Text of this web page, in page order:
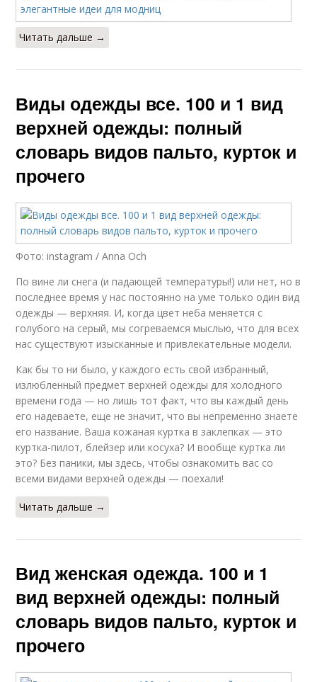
Читать дальше →
Виды одежды все. 100 и 1 вид
верхней одежды: полный
словарь видов пальто, курток и
прочего
Фото: instagram / Anna Och
По вине ли снега (и падающей температуры!) или нет, но в
последнее время у нас постоянно на уме только один вид
одежды — верхняя. И, когда цвет неба меняется с
голубого на серый, мы согреваемся мыслью, что для всех
нас существуют изысканные и привлекательные модели.
Как бы то ни было, у каждого есть свой избранный,
излюбленный предмет верхней одежды для холодного
времени года — но лишь тот факт, что вы каждый день
его надеваете, еще не значит, что вы непременно знаете
его название. Ваша кожаная куртка в заклепках — это
куртка-пилот, блейзер или косуха? И вообще куртка ли
это? Без паники, мы здесь, чтобы ознакомить вас со
всеми видами верхней одежды — поехали!
Читать дальше →
Вид женская одежда. 100 и 1
вид верхней одежды: полный
словарь видов пальто, курток и
прочего